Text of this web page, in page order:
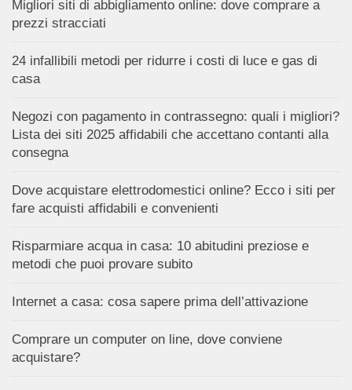
Migliori siti di abbigliamento online: dove comprare a
prezzi stracciati
24 infallibili metodi per ridurre i costi di luce e gas di
casa
Negozi con pagamento in contrassegno: quali i migliori?
Lista dei siti 2025 affidabili che accettano contanti alla
consegna
Dove acquistare elettrodomestici online? Ecco i siti per
fare acquisti affidabili e convenienti
Risparmiare acqua in casa: 10 abitudini preziose e
metodi che puoi provare subito
Internet a casa: cosa sapere prima dell’attivazione
Comprare un computer on line, dove conviene
acquistare?